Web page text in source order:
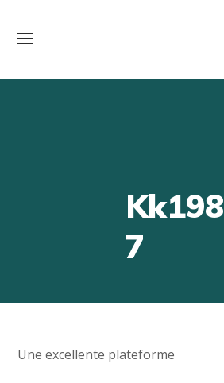
Kk198
7
Une excellente plateforme